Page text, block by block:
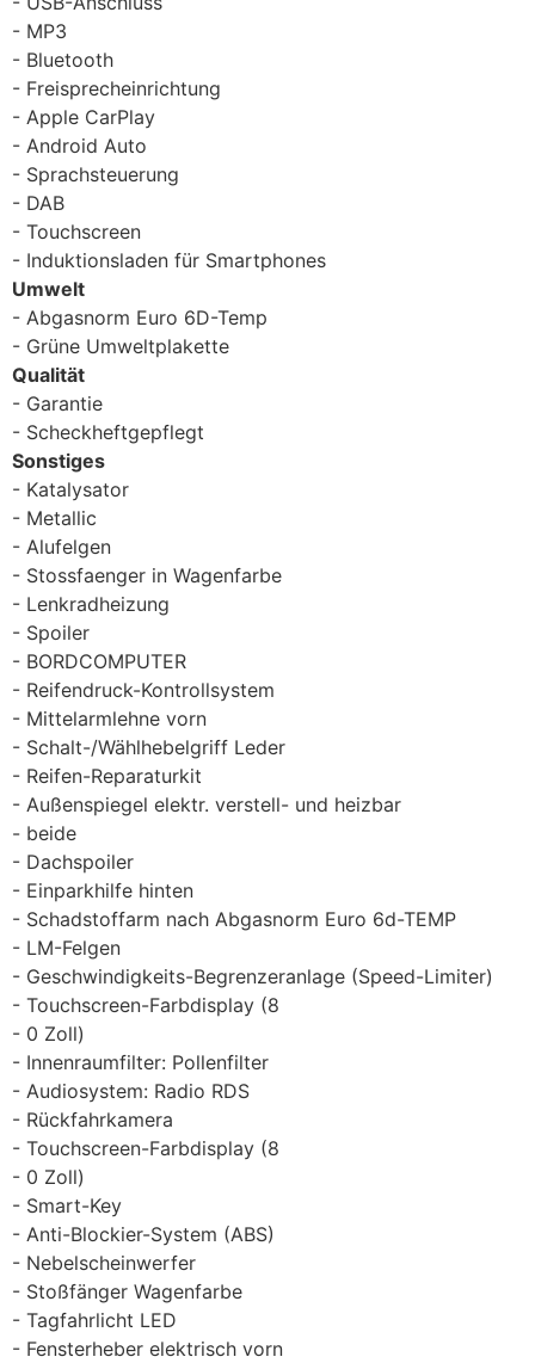
MP3
Bluetooth
Freisprecheinrichtung
Apple CarPlay
Android Auto
Sprachsteuerung
DAB
Touchscreen
Induktionsladen für Smartphones
Umwelt
Abgasnorm Euro 6D-Temp
Grüne Umweltplakette
Qualität
Garantie
Scheckheftgepflegt
Sonstiges
Katalysator
Metallic
Alufelgen
Stossfaenger in Wagenfarbe
Lenkradheizung
Spoiler
BORDCOMPUTER
Reifendruck-Kontrollsystem
Mittelarmlehne vorn
Schalt-/Wählhebelgriff Leder
Reifen-Reparaturkit
Außenspiegel elektr. verstell- und heizbar
beide
Dachspoiler
Einparkhilfe hinten
Schadstoffarm nach Abgasnorm Euro 6d-TEMP
LM-Felgen
Geschwindigkeits-Begrenzeranlage (Speed-Limiter)
Touchscreen-Farbdisplay (8
0 Zoll)
Innenraumfilter: Pollenfilter
Audiosystem: Radio RDS
Rückfahrkamera
Touchscreen-Farbdisplay (8
0 Zoll)
Smart-Key
Anti-Blockier-System (ABS)
Nebelscheinwerfer
Stoßfänger Wagenfarbe
Tagfahrlicht LED
Fensterheber elektrisch vorn